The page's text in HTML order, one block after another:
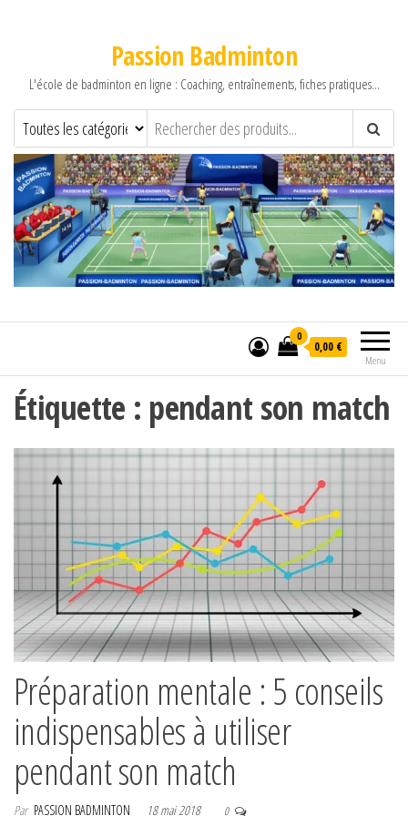
Passion Badminton
L'école de badminton en ligne : Coaching, entraînements, fiches pratiques…
Menu
0
0,00 €
Étiquette : pendant son match
Préparation mentale : 5 conseils
indispensables à utiliser
pendant son match
Par PASSION BADMINTON 18 mai 2018 0